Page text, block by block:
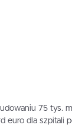
75 tys.
euro dla szpitali